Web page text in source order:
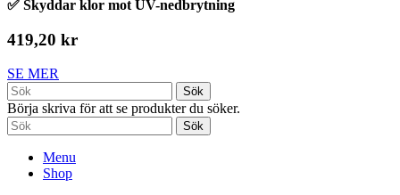
✅ Skyddar klor mot UV-nedbrytning
419,20 kr
SE MER
Sök
Börja skriva för att se produkter du söker.
Sök
Menu
Shop